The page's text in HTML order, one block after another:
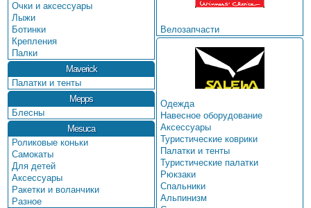
Очки и аксессуары
Лыжи
Ботинки
Крепления
Палки
Maverick
Палатки и тенты
Mepps
Блесны
Mesuca
Роликовые коньки
Самокаты
Для детей
Аксессуары
Ракетки и воланчики
Разное
Велозапчасти
Одежда
Навесное оборудование
Аксессуары
Туристические коврики
Палатки и тенты
Туристические палатки
Рюкзаки
Спальники
Альпинизм